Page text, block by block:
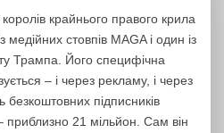
крайнього правого крила
стовпів MAGA і один із
Трампа. Його специфічна
– і через рекламу, і через
безкоштовних підписників
21 мільйон. Сам він